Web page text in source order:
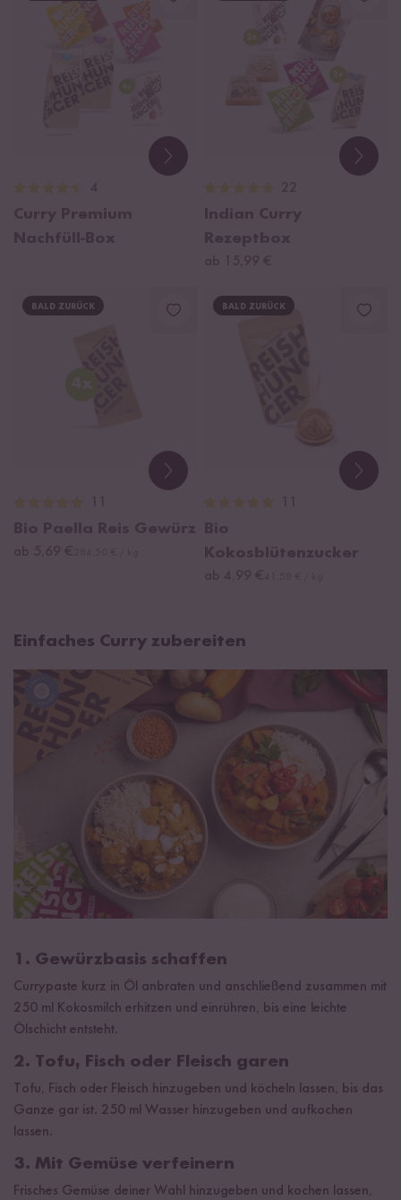
BALD ZURÜCK BALD ZURÜCK
Einfaches Curry zubereiten
1. Gewürzbasis schaffen
Currypaste kurz in Öl anbraten und anschließend zusammen mit
250 ml Kokosmilch erhitzen und einrühren, bis eine leichte
Ölschicht entsteht.
2. Tofu, Fisch oder Fleisch garen
Tofu, Fisch oder Fleisch hinzugeben und köcheln lassen, bis das
Ganze gar ist. 250 ml Wasser hinzugeben und aufkochen
lassen.
3. Mit Gemüse verfeinern
Frisches Gemüse deiner Wahl hinzugeben und kochen lassen,